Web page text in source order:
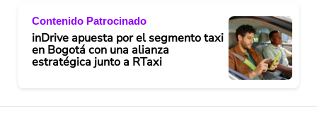
Contenido Patrocinado
inDrive apuesta por el segmento taxi
en Bogotá con una alianza
estratégica junto a RTaxi